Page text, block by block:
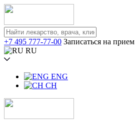
+7 495 777-77-00 Записаться на прием
RU
ENG
CH